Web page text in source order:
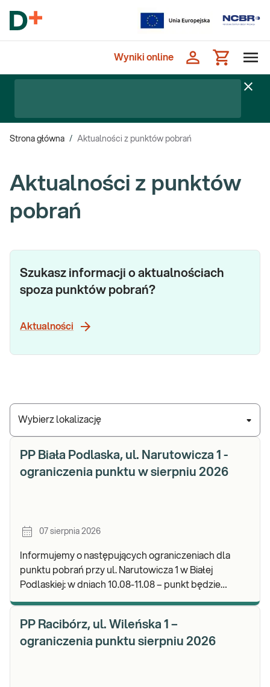
Wyniki online
Strona główna / Aktualności z punktów pobrań
Aktualności z punktów
pobrań
Wybierz lokalizację
Szukasz informacji o aktualnościach
spoza punktów pobrań?
Aktualności
PP Biała Podlaska, ul. Narutowicza 1 -
ograniczenia punktu w sierpniu 2026
07 sierpnia 2026
Informujemy o następujących ograniczeniach dla
punktu pobrań przy ul. Narutowicza 1 w Białej
Podlaskiej: w dniach 10.08-11.08 – punkt będzie
PP Racibórz, ul. Wileńska 1 –
ograniczenia punktu sierpniu 2026